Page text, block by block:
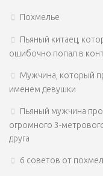
Похмелье
Пьяный китаец,
ошибочно попал в
Мужчина, который
именем девушки
Пьяный мужчина
огромного 3-
друга
6 советов от